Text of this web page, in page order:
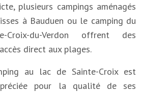
plusieurs campings aménagés
à Bauduen ou le camping du
du-Verdon offrent des
direct aux plages.
au lac de Sainte-Croix est
pour la qualité de ses